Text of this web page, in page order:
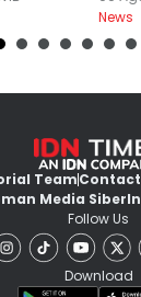
News
TeamContact
Media Siber
Follow Us
Download